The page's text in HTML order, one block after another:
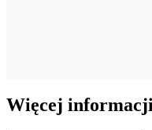
Więcej